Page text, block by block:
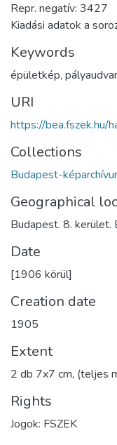
Repr. negatív: 3427
Kiadási adatok a
Keywords
épületkép, pályaudvar
URI
https://
Collections
Budapest-
Geographical
Budapest. 8. kerület.
Date
[1906 körül]
Creation date
1905
Extent
2 db 7x7 cm, (teljes
Rights
Jogok: FSZEK